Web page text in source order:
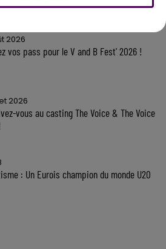
2026
vos pass pour le V and B Fest' 2026 !
2026
vous au casting The Voice & The Voice
: Un Eurois champion du monde U20